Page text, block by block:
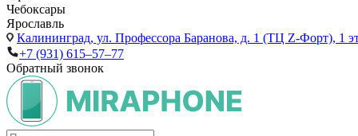
Чебоксары
Ярославль
Калининград, ул. Профессора Баранова, д. 1 (ТЦ Z-Форт), 1
+7 (931) 615‒57‒77
Обратный звонок